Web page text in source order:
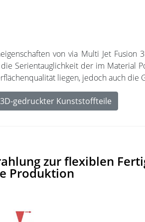
von via Multi Jet Fusion
Serientauglichkeit der im Material
liegen, jedoch auch die
gedruckter Kunststoffteile
zur flexiblen
Produktion